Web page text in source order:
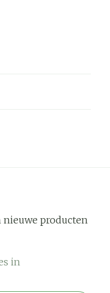
nieuwe producten